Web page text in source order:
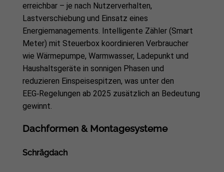
erreichbar – je nach Nutzerverhalten,
Lastverschiebung und Einsatz eines
Energiemanagements. Intelligente Zähler (Smart
Meter) mit Steuerbox koordinieren Verbraucher
wie Wärmepumpe, Warmwasser, Ladepunkt und
Haushaltsgeräte in sonnigen Phasen und
reduzieren Einspeisespitzen, was unter den
EEG‑Regelungen ab 2025 zusätzlich an Bedeutung
gewinnt.
Dachformen & Montagesysteme
Schrägdach